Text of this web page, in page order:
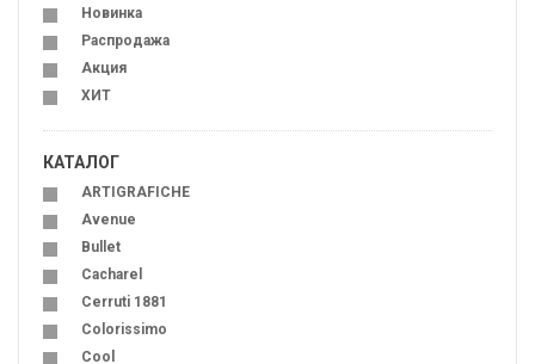
Новинка
Распродажа
Акция
ХИТ
КАТАЛОГ
ARTIGRAFICHE
Avenue
Bullet
Cacharel
Cerruti 1881
Colorissimo
Cool